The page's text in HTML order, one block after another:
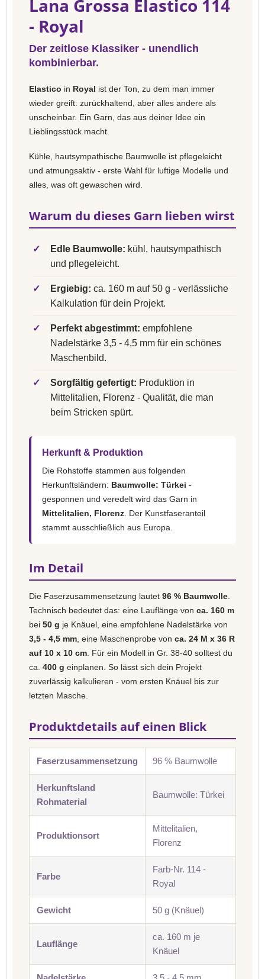
Lana Grossa Elastico 114
- Royal
Der zeitlose Klassiker - unendlich
kombinierbar.
Elastico in Royal ist der Ton, zu dem man immer
wieder greift: zurückhaltend, aber alles andere als
unscheinbar. Ein Garn, das aus deiner Idee ein
Lieblingsstück macht.
Kühle, hautsympathische Baumwolle ist pflegeleicht
und atmungsaktiv - erste Wahl für luftige Modelle und
alles, was oft gewaschen wird.
Warum du dieses Garn lieben wirst
✓ Edle Baumwolle: kühl, hautsympathisch
und pflegeleicht.
✓ Ergiebig: ca. 160 m auf 50 g - verlässliche
Kalkulation für dein Projekt.
✓ Perfekt abgestimmt: empfohlene
Nadelstärke 3,5 - 4,5 mm für ein schönes
Maschenbild.
✓ Sorgfältig gefertigt: Produktion in
Mittelitalien, Florenz - Qualität, die man
beim Stricken spürt.
Herkunft & Produktion
Die Rohstoffe stammen aus folgenden
Herkunftsländern: Baumwolle: Türkei -
gesponnen und veredelt wird das Garn in
Mittelitalien, Florenz . Der Kunstfaseranteil
stammt ausschließlich aus Europa.
Im Detail
Die Faserzusammensetzung lautet 96 % Baumwolle
Technisch bedeutet das: eine Lauflänge von ca. 160 m
bei 50 g je Knäuel, eine empfohlene Nadelstärke von
3,5 - 4,5 mm , eine Maschenprobe von ca. 24 M x 36 R
auf 10 x 10 cm . Für ein Modell in Gr. 38-40 solltest du
ca. 400 g einplanen. So lässt sich dein Projekt
zuverlässig kalkulieren - vom ersten Knäuel bis zur
letzten Masche.
Produktdetails auf einen Blick
Faserzusammensetzung 96 % Baumwolle
Herkunftsland
Rohmaterial
Baumwolle: Türkei
Produktionsort
Mittelitalien,
Florenz
Farbe
Farb-Nr. 114 -
Royal
Gewicht 50 g (Knäuel)
Lauflänge
ca. 160 m je
Knäuel